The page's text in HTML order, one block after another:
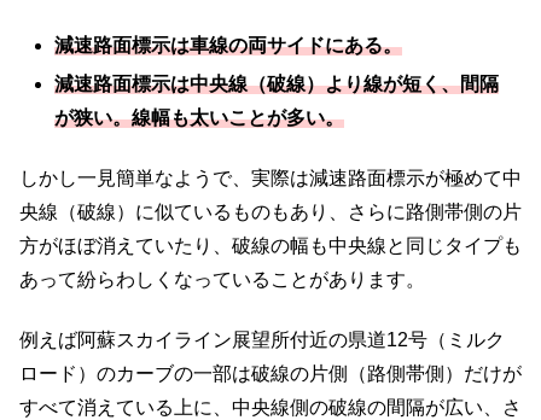
減速路面標示は車線の両サイドにある。
減速路面標示は中央線（破線）より線が短く、間隔
が狭い。線幅も太いことが多い。
しかし一見簡単なようで、実際は減速路面標示が極めて中
央線（破線）に似ているものもあり、さらに路側帯側の片
方がほぼ消えていたり、破線の幅も中央線と同じタイプも
あって紛らわしくなっていることがあります。
例えば阿蘇スカイライン展望所付近の県道12号（ミルク
ロード）のカーブの一部は破線の片側（路側帯側）だけが
すべて消えている上に、中央線側の破線の間隔が広い、さ